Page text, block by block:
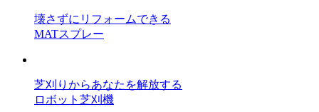
壊さずにリフォームできる
MATスプレー
芝刈りからあなたを解放する
ロボット芝刈機